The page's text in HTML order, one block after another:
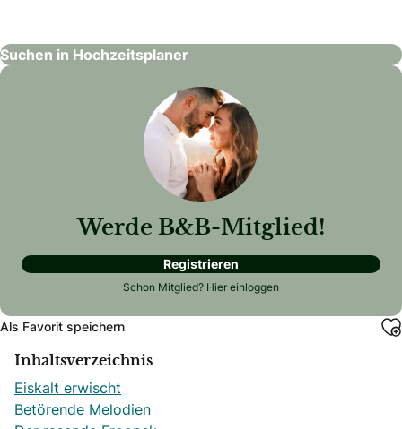
Suchen in Hochzeitsplaner
Werde B&B-Mitglied!
Registrieren
Schon Mitglied? Hier einloggen
Als Favorit speichern
Inhaltsverzeichnis
Eiskalt erwischt
Betörende Melodien